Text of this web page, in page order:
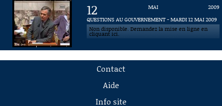
12 MAI
2009
QUESTIONS AU GOUVERNEMENT - MARDI 12 MAI 2009
Non disponible. Demandez la mise en ligne en
cliquant ici.
Contact
Aide
Info site